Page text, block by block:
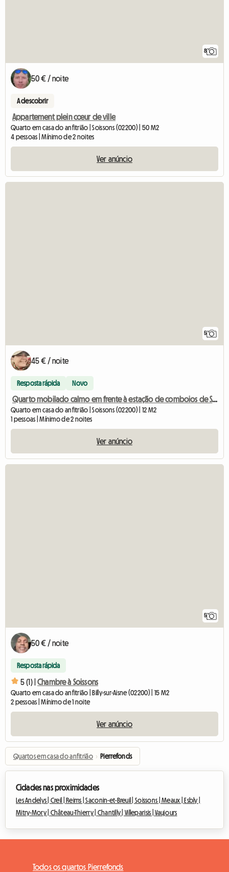
8
50 € / noite
A descobrir
Appartement plein cœur de ville
Quarto em casa do anfitrião | Soissons (02200) | 50 M2
4 pessoas | Mínimo de 2 noites
Ver anúncio
5
45 € / noite
Resposta rápida Novo
Quarto mobilado calmo em frente à estação de comboios de Soissons
Quarto em casa do anfitrião | Soissons (02200) | 12 M2
1 pessoas | Mínimo de 2 noites
Ver anúncio
5
50 € / noite
Resposta rápida
5 (1) | Chambre à Soissons
Quarto em casa do anfitrião | Billy-sur-Aisne (02200) | 15 M2
2 pessoas | Mínimo de 1 noite
Ver anúncio
Quartos em casa do anfitrião › Pierrefonds
Cidades nas proximidades
Les Andelys | Creil | Reims |Saconin-et-Breuil |Soissons |Meaux |
Esbly |
Mitry-Mory | Château-Thierry | Chantilly |Villeparisis |Vaujours
Todos os quartos Pierrefonds